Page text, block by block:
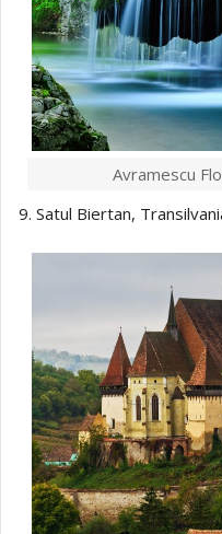
Avramescu
9. Satul Biertan,